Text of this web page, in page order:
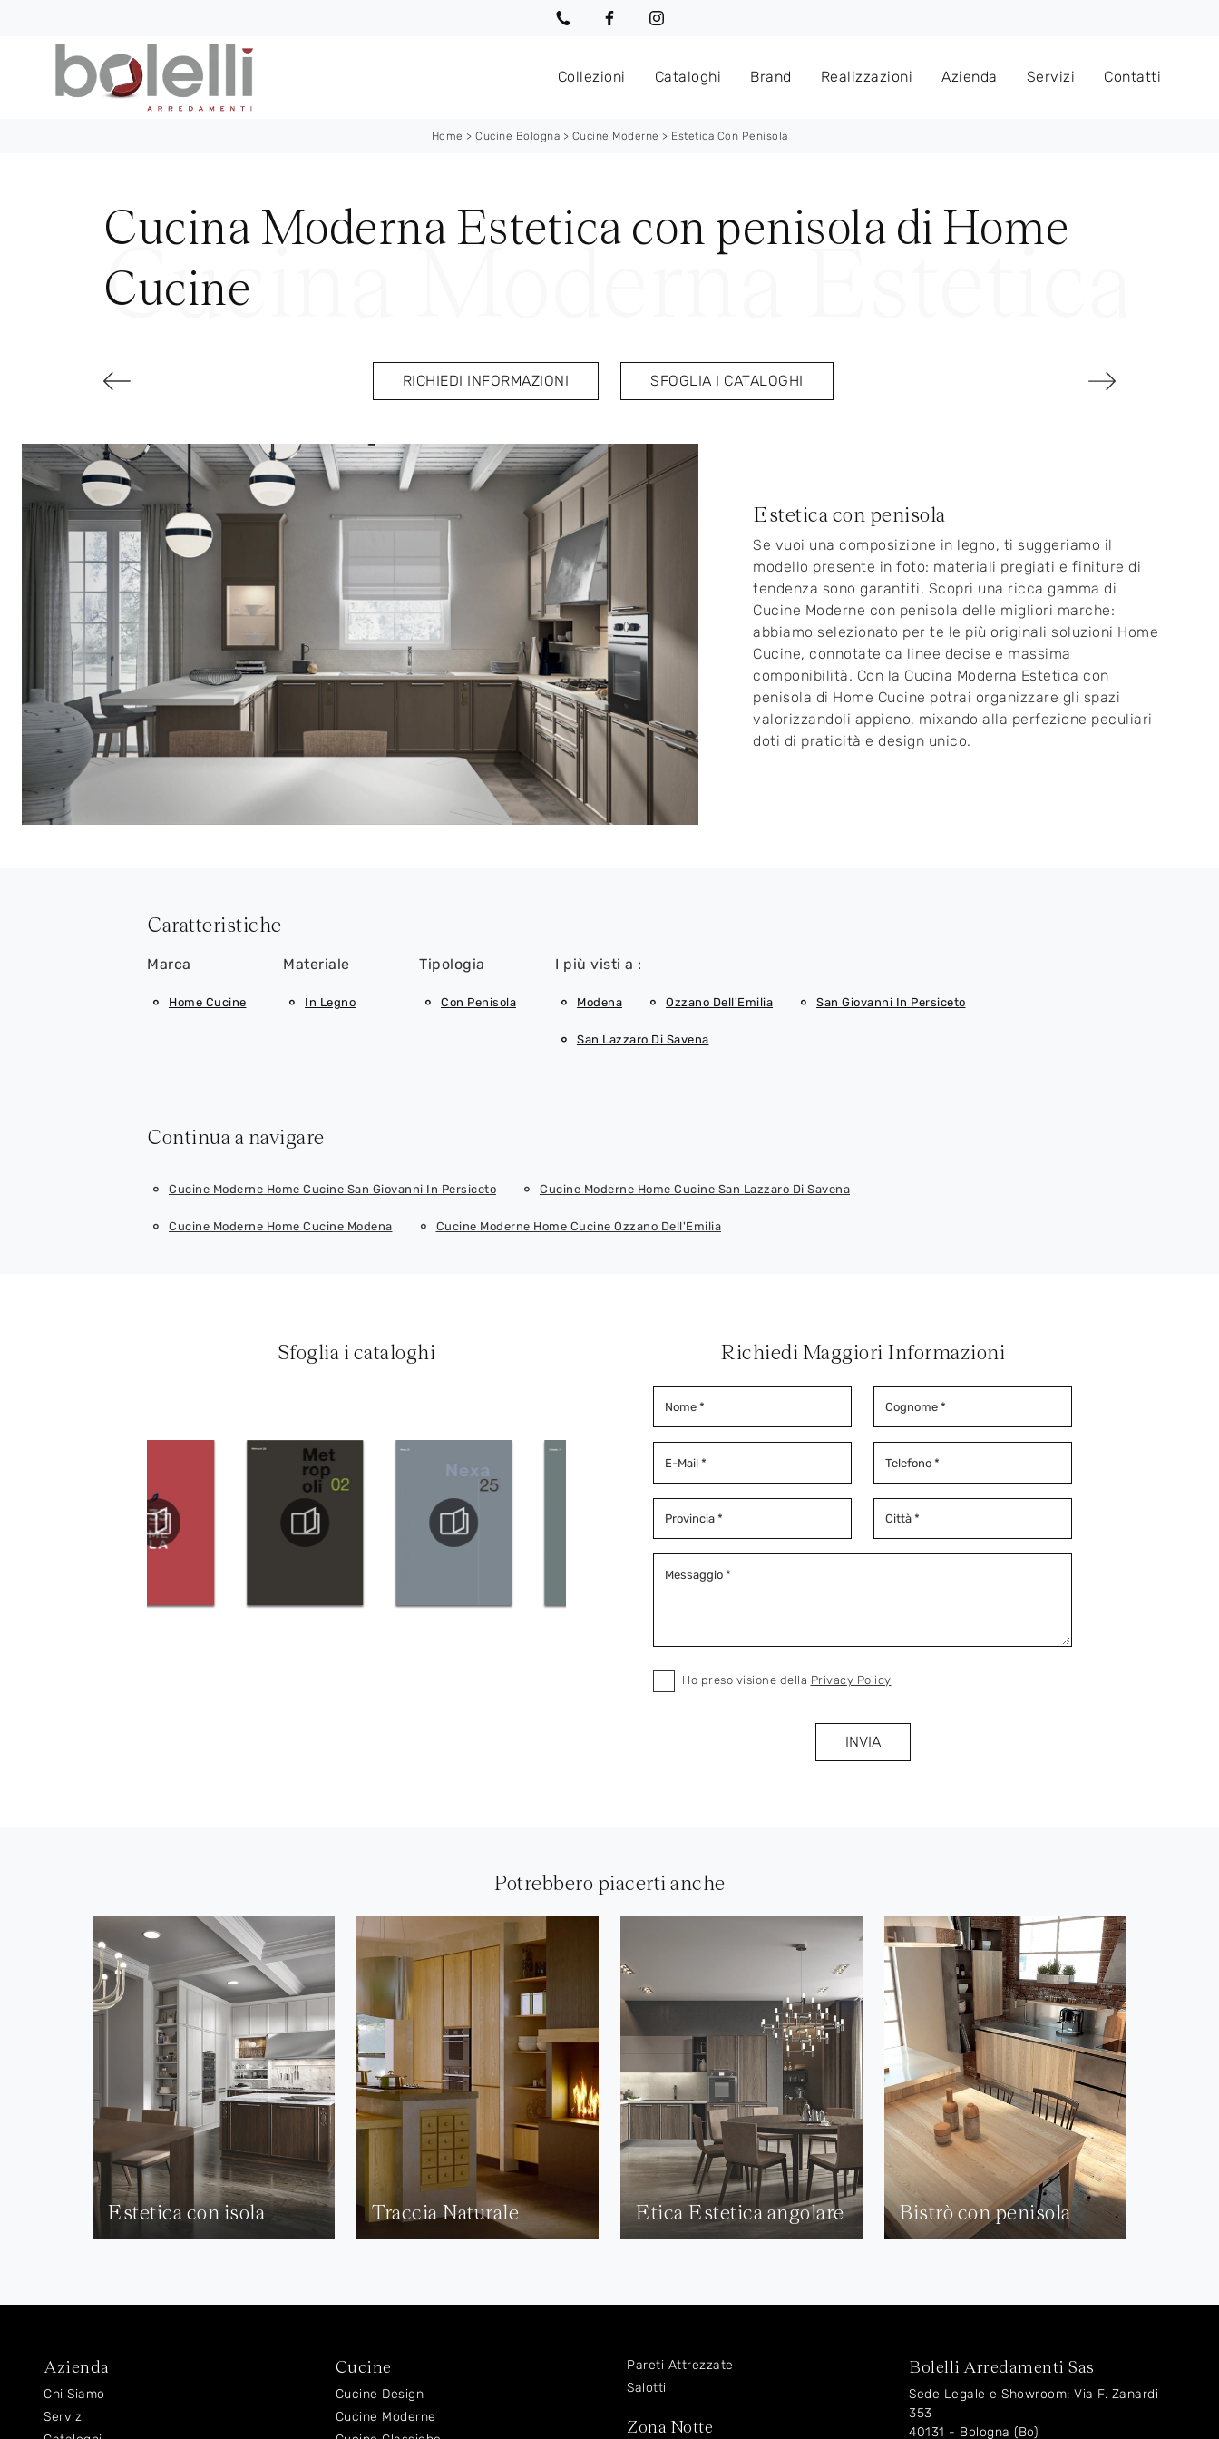
Collezioni Cataloghi Brand Realizzazioni Azienda Servizi Contatti
Home > Cucine Bologna > Cucine Moderne > Estetica Con Penisola
Cucina Moderna Estetica con penisola di Home
Cucine
RICHIEDI INFORMAZIONI SFOGLIA I CATALOGHI
Estetica con penisola
Se vuoi una composizione in legno, ti suggeriamo il
modello presente in foto: materiali pregiati e finiture di
tendenza sono garantiti. Scopri una ricca gamma di
Cucine Moderne con penisola delle migliori marche:
abbiamo selezionato per te le più originali soluzioni Home
Cucine, connotate da linee decise e massima
componibilità. Con la Cucina Moderna Estetica con
penisola di Home Cucine potrai organizzare gli spazi
valorizzandoli appieno, mixando alla perfezione peculiari
doti di praticità e design unico.
Caratteristiche
Marca
Home Cucine
Materiale
In Legno
Tipologia
Con Penisola
I più visti a :
Modena Ozzano Dell'Emilia San Giovanni In Persiceto
San Lazzaro Di Savena
Continua a navigare
Cucine Moderne Home Cucine San Giovanni In Persiceto Cucine Moderne Home Cucine San Lazzaro Di Savena
Cucine Moderne Home Cucine Modena Cucine Moderne Home Cucine Ozzano Dell'Emilia
Sfoglia i cataloghi Richiedi Maggiori Informazioni
Ho preso visione della Privacy Policy
INVIA
Potrebbero piacerti anche
Estetica con isola Traccia Naturale Etica Estetica angolare Bistrò con penisola
Azienda
Chi Siamo
Servizi
Cucine
Cucine Design
Cucine Moderne
Pareti Attrezzate
Salotti
Zona Notte
Bolelli Arredamenti Sas
Sede Legale e Showroom: Via F. Zanardi
353
40131 - Bologna (Bo)